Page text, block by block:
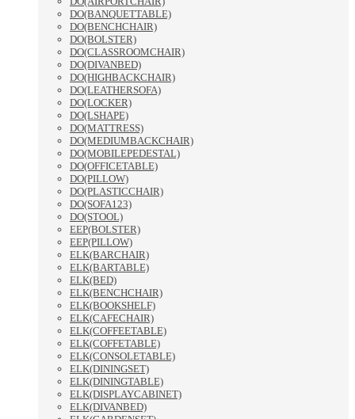
DO(BANQUETTABLE)
DO(BENCHCHAIR)
DO(BOLSTER)
DO(CLASSROOMCHAIR)
DO(DIVANBED)
DO(HIGHBACKCHAIR)
DO(LEATHERSOFA)
DO(LOCKER)
DO(LSHAPE)
DO(MATTRESS)
DO(MEDIUMBACKCHAIR)
DO(MOBILEPEDESTAL)
DO(OFFICETABLE)
DO(PILLOW)
DO(PLASTICCHAIR)
DO(SOFA123)
DO(STOOL)
EEP(BOLSTER)
EEP(PILLOW)
ELK(BARCHAIR)
ELK(BARTABLE)
ELK(BED)
ELK(BENCHCHAIR)
ELK(BOOKSHELF)
ELK(CAFECHAIR)
ELK(COFFEETABLE)
ELK(COFFETABLE)
ELK(CONSOLETABLE)
ELK(DININGSET)
ELK(DININGTABLE)
ELK(DISPLAYCABINET)
ELK(DIVANBED)